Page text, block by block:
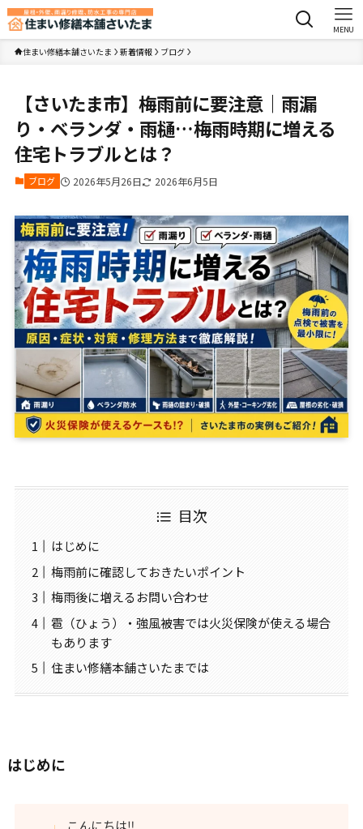
MENU
住まい修繕本舗さいたま 新着情報 ブログ
【さいたま市】梅雨前に要注意｜雨漏
り・ベランダ・雨樋…梅雨時期に増える
住宅トラブルとは？
ブログ 2026年5月26日 2026年6月5日
目次
はじめに
梅雨前に確認しておきたいポイント
梅雨後に増えるお問い合わせ
雹（ひょう）・強風被害では火災保険が使える場合
もあります
住まい修繕本舗さいたまでは
はじめに
こんにちは‼︎